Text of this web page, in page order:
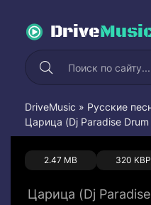
Drive
DriveMusic » Русские
Царица (Dj Paradise Drum
2.47 MB 320
0
Царица (Dj